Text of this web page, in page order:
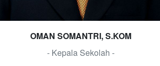
OMAN SOMANTRI, S.KOM
- Kepala Sekolah -